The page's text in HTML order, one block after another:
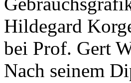
Hildegard
bei Prof. Gert
Nach seinem